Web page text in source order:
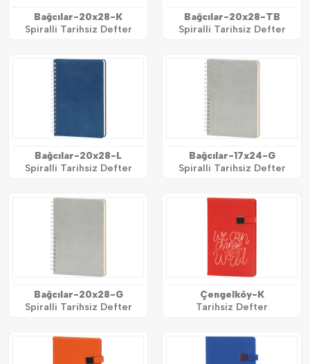
Bağcılar-20x28-K
Spiralli Tarihsiz Defter
Bağcılar-20x28-TB
Spiralli Tarihsiz Defter
Bağcılar-20x28-L
Spiralli Tarihsiz Defter
Bağcılar-17x24-G
Spiralli Tarihsiz Defter
Bağcılar-20x28-G
Spiralli Tarihsiz Defter
Çengelköy-K
Tarihsiz Defter